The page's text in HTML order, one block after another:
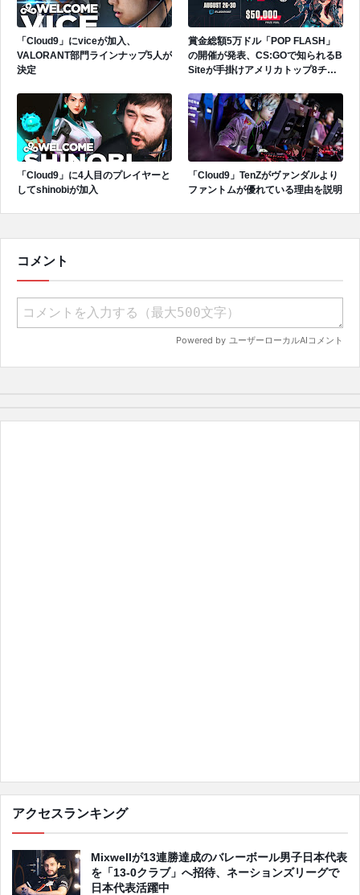
「Cloud9」にviceが加入、
VALORANT部門ラインナップ5人が
決定
賞金総額5万ドル「POP FLASH」
の開催が発表、CS:GOで知られるB
Siteが手掛けアメリカトップ8チー
「Cloud9」に4人目のプレイヤーと
してshinobiが加入
「Cloud9」TenZがヴァンダルより
ファントムが優れている理由を説明
コメント
アクセスランキング
Mixwellが13連勝達成のバレーボール男子日本代表
を「13-0クラブ」へ招待、ネーションズリーグで
日本代表活躍中